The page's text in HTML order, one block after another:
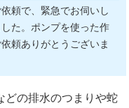
頼で、緊急でお伺いし
た。ポンプを使った作
頼ありがとうございま
どの排水のつまりや蛇